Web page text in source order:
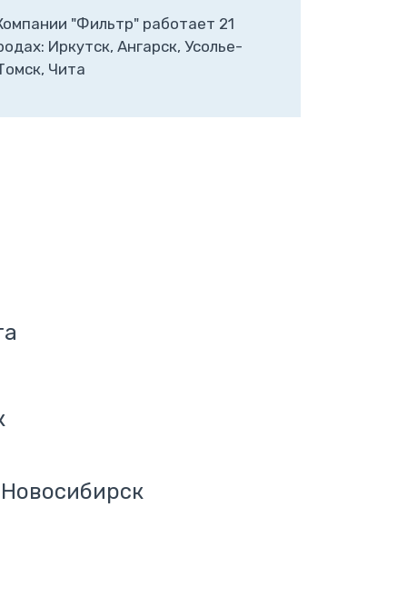
"Фильтр" работает 21
Иркутск, Ангарск, Усолье-
Чита